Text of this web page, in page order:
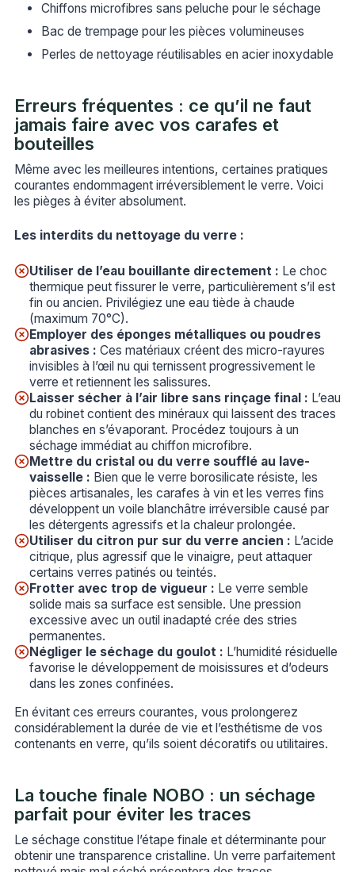
Chiffons microfibres sans peluche pour le séchage
Bac de trempage pour les pièces volumineuses
Perles de nettoyage réutilisables en acier inoxydable
Erreurs fréquentes : ce qu’il ne faut
jamais faire avec vos carafes et
bouteilles
Même avec les meilleures intentions, certaines pratiques
courantes endommagent irréversiblement le verre. Voici
les pièges à éviter absolument.
Les interdits du nettoyage du verre :
Utiliser de l’eau bouillante directement : Le choc
thermique peut fissurer le verre, particulièrement s’il est
fin ou ancien. Privilégiez une eau tiède à chaude
(maximum 70°C).
Employer des éponges métalliques ou poudres
abrasives : Ces matériaux créent des micro-rayures
invisibles à l’œil nu qui ternissent progressivement le
verre et retiennent les salissures.
Laisser sécher à l’air libre sans rinçage final : L’eau
du robinet contient des minéraux qui laissent des traces
blanches en s’évaporant. Procédez toujours à un
séchage immédiat au chiffon microfibre.
Mettre du cristal ou du verre soufflé au lave-
vaisselle : Bien que le verre borosilicate résiste, les
pièces artisanales, les carafes à vin et les verres fins
développent un voile blanchâtre irréversible causé par
les détergents agressifs et la chaleur prolongée.
Utiliser du citron pur sur du verre ancien : L’acide
citrique, plus agressif que le vinaigre, peut attaquer
certains verres patinés ou teintés.
Frotter avec trop de vigueur : Le verre semble
solide mais sa surface est sensible. Une pression
excessive avec un outil inadapté crée des stries
permanentes.
Négliger le séchage du goulot : L’humidité résiduelle
favorise le développement de moisissures et d’odeurs
dans les zones confinées.
En évitant ces erreurs courantes, vous prolongerez
considérablement la durée de vie et l’esthétisme de vos
contenants en verre, qu’ils soient décoratifs ou utilitaires.
La touche finale NOBO : un séchage
parfait pour éviter les traces
Le séchage constitue l’étape finale et déterminante pour
obtenir une transparence cristalline. Un verre parfaitement